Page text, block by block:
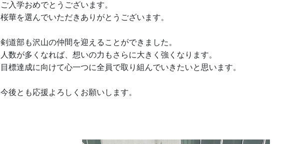
ご入学おめでとうございます。
桜華を選んでいただきありがとうございます。
剣道部も沢山の仲間を迎えることができました。
人数が多くなれば、想いの力もさらに大きく強くなります。
目標達成に向けて心一つに全員で取り組んでいきたいと思います。
今後とも応援よろしくお願いします。